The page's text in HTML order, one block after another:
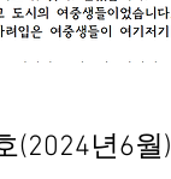
(2024년6월)